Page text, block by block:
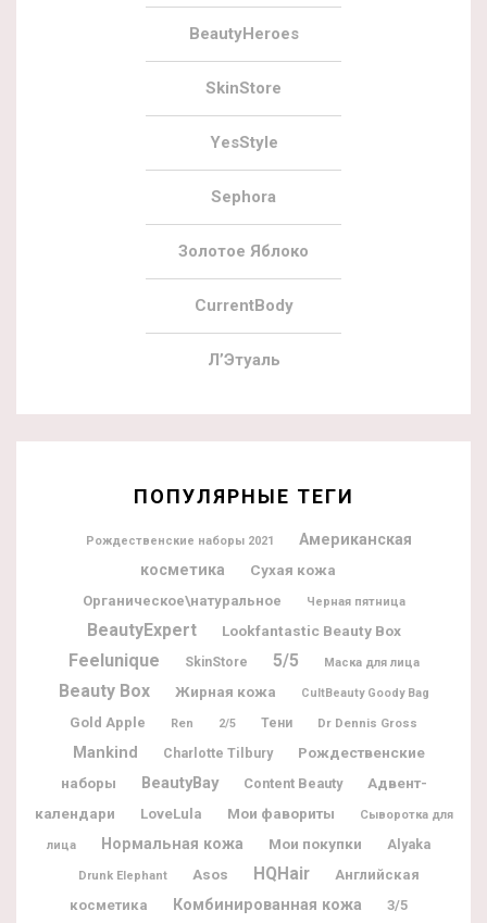
BeautyHeroes
SkinStore
YesStyle
Sephora
Золотое Яблоко
CurrentBody
Л’Этуаль
ПОПУЛЯРНЫЕ ТЕГИ
Рождественские наборы 2021
Американская
косметика
Сухая кожа
Органическое\натуральное
Черная пятница
BeautyExpert Lookfantastic Beauty Box
Feelunique SkinStore 5/5 Маска для лица
Beauty Box Жирная кожа CultBeauty Goody Bag
Gold Apple Ren 2/5 Тени Dr Dennis Gross
Mankind Charlotte Tilbury
Рождественские
наборы
BeautyBay Content Beauty
Адвент-
календари
LoveLula Мои фавориты Сыворотка для
лица Нормальная кожа Мои покупки Alyaka
Drunk Elephant Asos HQHair
Английская
косметика
Комбинированная кожа 3/5